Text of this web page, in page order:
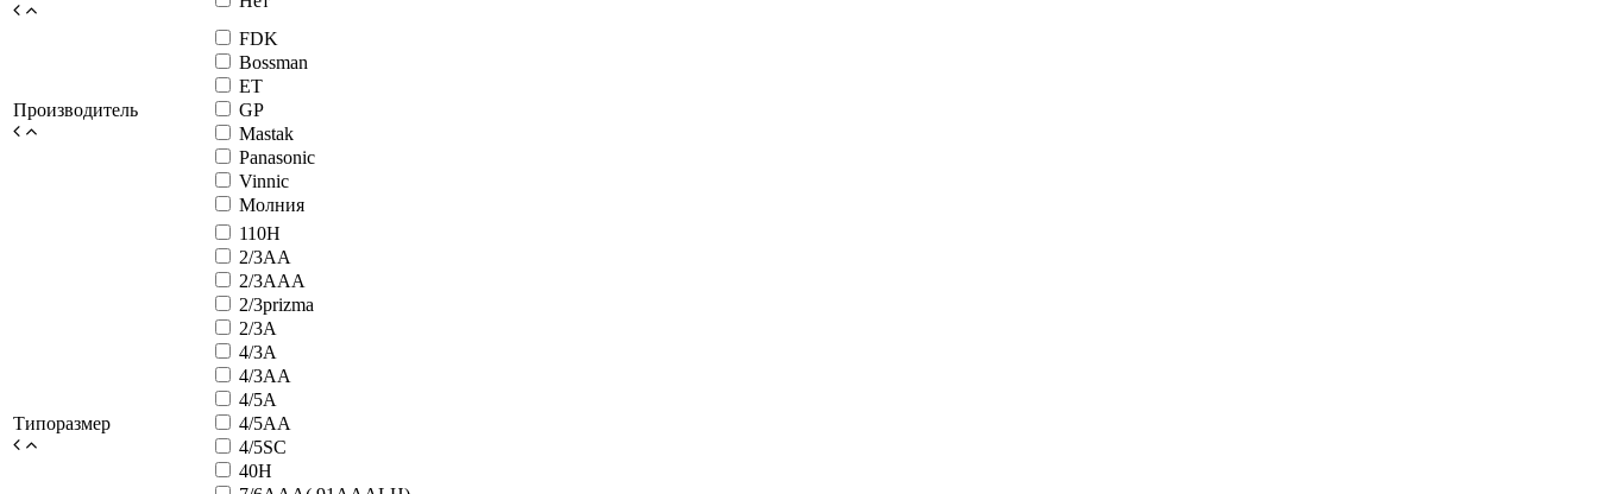
Производитель
FDK
Bossman
ET
GP
Mastak
Panasonic
Vinnic
Молния
Типоразмер
110H
2/3AA
2/3AAA
2/3prizma
2/3А
4/3A
4/3AA
4/5A
4/5AA
4/5SC
40H